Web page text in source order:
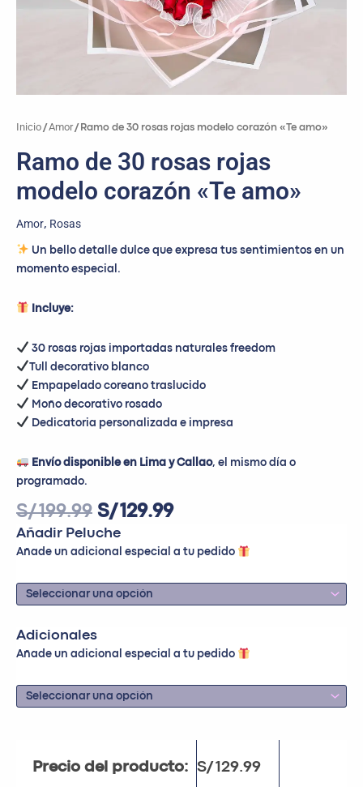
Inicio /Amor/ Ramo de 30 rosas rojas modelo corazón «Te amo»
Ramo de 30 rosas rojas
modelo corazón «Te amo»
Amor, Rosas
Un bello detalle dulce que expresa tus sentimientos en un
momento especial.
Incluye:
30 rosas rojas importadas naturales freedom
Tull decorativo blanco
Empapelado coreano traslucido
Moño decorativo rosado
Dedicatoria personalizada e impresa
Envío disponible en Lima y Callao, el mismo día o
programado.
S/199.99 S/129.99
Añadir Peluche
Añade un adicional especial a tu pedido
Adicionales
Añade un adicional especial a tu pedido
Precio del producto: S/129.99